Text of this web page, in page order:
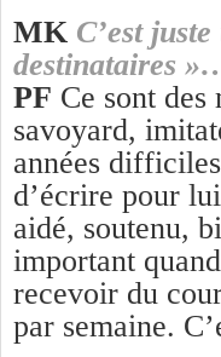
MK C’est
destinataires
PF Ce sont
savoyard,
années
d’écrire pour
aidé, soutenu,
important
recevoir du
par semaine.